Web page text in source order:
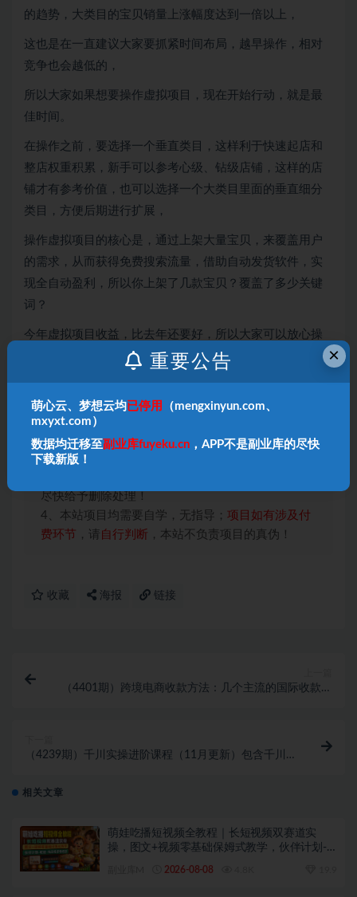
的趋势，大类目的宝贝销量上涨幅度达到一倍以上，
这也是在一直建议大家要抓紧时间布局，越早操作，相对
竞争也会越低的，
所以大家如果想要操作虚拟项目，现在开始行动，就是最
佳时间。
在操作之前，要选择一个垂直类目，这样利于快速起店和
整店权重积累，新手可以参考心级、钻级店铺，这样的店
铺才有参考价值，也可以选择一个大类目里面的垂直细分
类目，方便后期进行扩展，
操作虚拟项目的核心是，通过上架大量宝贝，来覆盖用户
的需求，从而获得免费搜索流量，借助自动发货软件，实
现全自动盈利，所以你上架了几款宝贝？覆盖了多少关键
词？
今年虚拟项目收益，比去年还要好，所以大家可以放心操
本站声明：
1、本内容转载于网络，版权归原作者所有！
2、本站仅提供信息存储空间服务，不拥有所有权，
不承担相关法律责任！
尽快给予删除处理！
4、本站项目均需要自学，无指导； 项目如有涉及付
费环节 ，请 自行判断 ，本站不负责项目的真伪！
收藏 海报 链接
（4401期）跨境电商收款方法：几个主流的国际收款平
（4239期）千川实操进阶课程（11月更新）包含千川
相关文章
萌娃吃播短视频全教程｜长短视频双赛道实
操，图文+视频零基础保姆式教学，伙伴计划-
2026-08-08
×
重要公告
萌心云、梦想云均 已停用
（mengxinyun.com、
mxyxt.com）
数据均迁移至副业库fuyeku.cn ，APP不是副业库的尽快
下载新版！